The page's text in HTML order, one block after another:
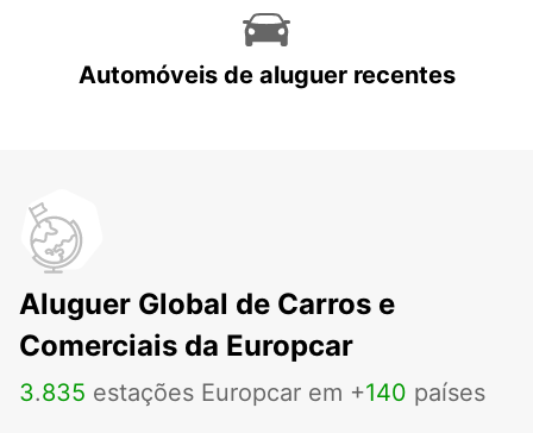
Automóveis de aluguer recentes
Aluguer Global de Carros e
Comerciais da Europcar
3.835 estações Europcar em +140 países